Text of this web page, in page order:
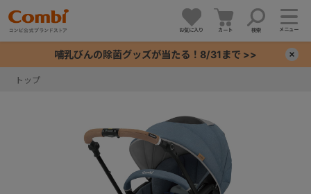
お気に入り カート 検索 メニュー
哺乳びんの除菌グッズが当たる！8/31まで >>
トップ